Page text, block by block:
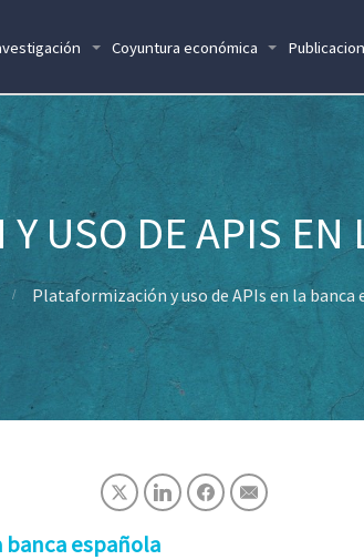
Coyuntura económica
USO DE APIS
Plataformización y uso de APIs en la banca
banca española